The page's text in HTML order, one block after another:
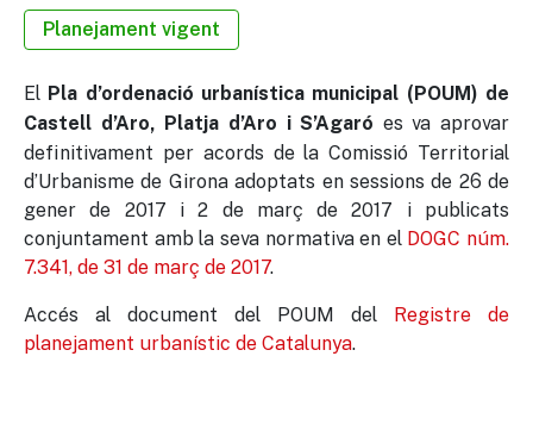
Planejament vigent
El Pla d’ordenació urbanística municipal (POUM) de
Castell d’Aro, Platja d’Aro i S’Agaró es va aprovar
definitivament per acords de la Comissió Territorial
d’Urbanisme de Girona adoptats en sessions de 26 de
gener de 2017 i 2 de març de 2017 i publicats
conjuntament amb la seva normativa en el DOGC núm.
7.341, de 31 de març de 2017.
Accés al document del POUM del Registre de
planejament urbanístic de Catalunya.